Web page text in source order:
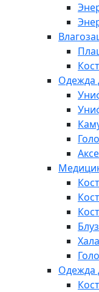
Одежда
Одежда